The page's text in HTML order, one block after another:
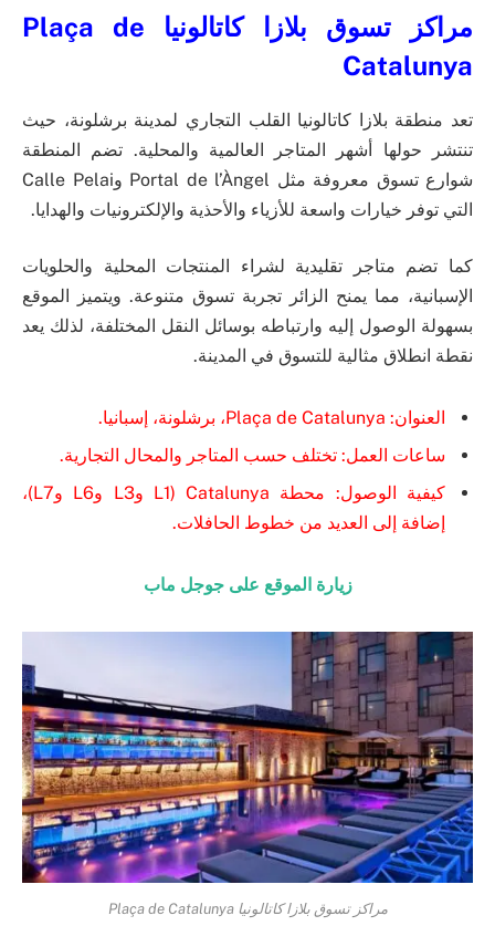
مراكز تسوق بلازا كاتالونيا Plaça de
Catalunya
تعد منطقة بلازا كاتالونيا القلب التجاري لمدينة برشلونة، حيث
تنتشر حولها أشهر المتاجر العالمية والمحلية. تضم المنطقة
شوارع تسوق معروفة مثل Portal de l’Àngel وCalle Pelai
التي توفر خيارات واسعة للأزياء والأحذية والإلكترونيات والهدايا.
كما تضم متاجر تقليدية لشراء المنتجات المحلية والحلويات
الإسبانية، مما يمنح الزائر تجربة تسوق متنوعة. ويتميز الموقع
بسهولة الوصول إليه وارتباطه بوسائل النقل المختلفة، لذلك يعد
نقطة انطلاق مثالية للتسوق في المدينة.
العنوان: Plaça de Catalunya، برشلونة، إسبانيا.
ساعات العمل: تختلف حسب المتاجر والمحال التجارية.
كيفية الوصول: محطة Catalunya (L1 وL3 وL6 وL7)،
إضافة إلى العديد من خطوط الحافلات.
زيارة الموقع على جوجل ماب
مراكز تسوق بلازا كاتالونيا Plaça de Catalunya